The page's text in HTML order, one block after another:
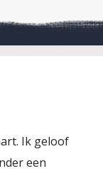
Ik geloof
een